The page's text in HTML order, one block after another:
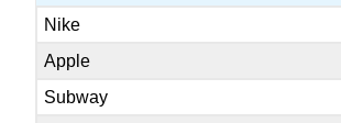
Nike
Apple
Subway